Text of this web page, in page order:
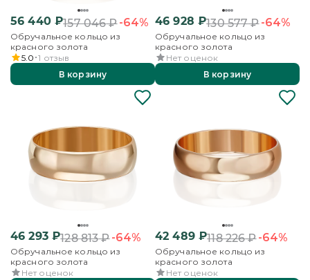
56 440₽157 046₽-64%
Обручальное кольцо из
красного золота
5.0 1 отзыв
В корзину
46 928 ₽130 577₽-64%
Обручальное кольцо из
красного золота
Нет оценок
В корзину
46 293₽128 813₽-64%
Обручальное кольцо из
красного золота
Нет оценок
42 489₽118 226₽-64%
Обручальное кольцо из
красного золота
Нет оценок